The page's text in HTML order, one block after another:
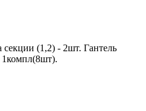
(1,2) - 2шт. Гантель